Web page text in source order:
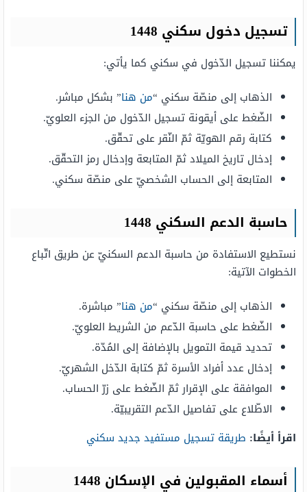
تسجيل دخول سكني 1448
يمكننا تسجيل الدّخول في سكني كما يأتي:
الذهاب إلى منصّة سكني “من هنا” بشكل مباشر.
الضّغط على أيقونة تسجيل الدّخول من الجزء العلويّ.
كتابة رقم الهويّة ثمّ النّقر على تحقّق.
إدخال تاريخ الميلاد ثمّ المتابعة وإدخال رمز التحقّق.
المتابعة إلى الحساب الشخصيّ على منصّة سكني.
حاسبة الدعم السكني 1448
نستطيع الاستفادة من حاسبة الدعم السكنيّ عن طريق اتّباع
الخطوات الآتية:
الذهاب إلى منصّة سكني “من هنا” مباشرة.
الضّغط على حاسبة الدّعم من الشريط العلويّ.
تحديد قيمة التمويل بالإضافة إلى المُدّة.
إدخال عدد أفراد الأسرة ثمّ كتابة الدّخل الشهريّ.
الموافقة على الإقرار ثمّ الضّغط على زرّ الحساب.
الاطّلاع على تفاصيل الدّعم التقريبيّة.
اقرأ أيضًا: طريقة تسجيل مستفيد جديد سكني
أسماء المقبولين في الإسكان 1448